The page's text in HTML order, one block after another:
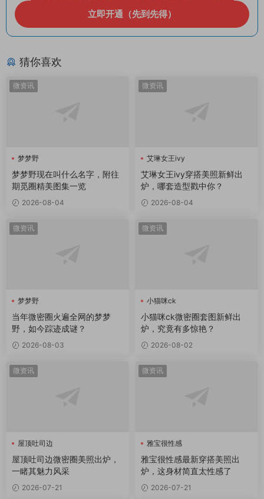
立即开通（先到先得）
猜你喜欢
微资讯
梦梦野
梦梦野现在叫什么名字，附往
期觅圈精美图集一览
2026-08-04
微资讯
艾琳女王ivy
艾琳女王ivy穿搭美照新鲜出
炉，哪套造型戳中你？
2026-08-04
微资讯
梦梦野
当年微密圈火遍全网的梦梦
野，如今踪迹成谜？
2026-08-03
微资讯
小猫咪ck
小猫咪ck微密圈套图新鲜出
炉，究竟有多惊艳？
2026-08-02
微资讯
屋顶吐司边
屋顶吐司边微密圈
屋顶吐司边微密圈美照出炉，
一睹其魅力风采
2026-07-21
微资讯
雅宝很性感
雅宝很性感最新穿搭美照出
炉，这身材简直太性感了
2026-07-21